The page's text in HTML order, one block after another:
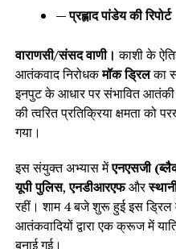
— प्रह्लाद पांडेय की रिपोर्ट
वाराणसी/संसद वाणी।काशी के
आतंकवाद निरोधकमॉक ड्रिलका
इनपुट के आधार पर संभावित आतंकी
की त्वरित प्रतिक्रिया क्षमता को
गया।
इस संयुक्त अभ्यास मेंएनएसजी
यूपी पुलिस,एनडीआरएफऔर
रहीं। शाम 4 बजे शुरू हुई इस ड्रिल
आतंकवादियों द्वारा एक क्रूज में
बनाई गई।